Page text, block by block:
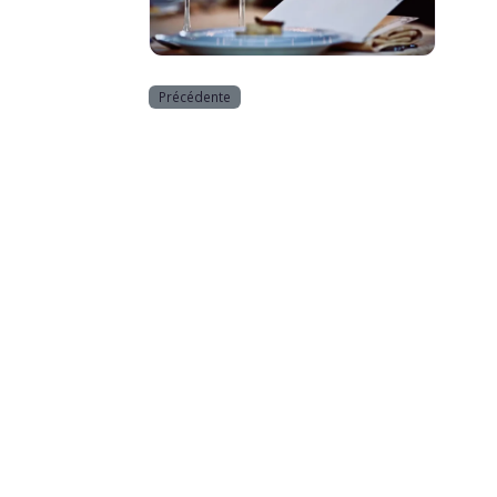
Horeca
Précédente